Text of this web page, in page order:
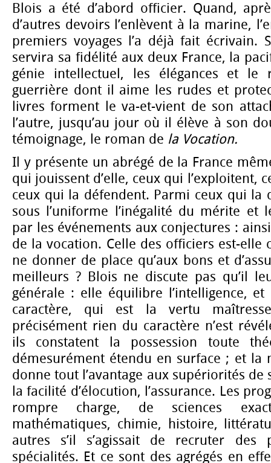
Blois a été d’abord officier. Quand,
d’autres devoirs l’enlèvent à la marine,
premiers voyages l’a déjà fait écrivain.
servira sa fidélité aux deux France, la
génie intellectuel, les élégances et le
guerrière dont il aime les rudes et
livres forment le va-et-vient de son
l’autre, jusqu’au jour où il élève à son
témoignage, le roman de la Vocation.
Il y présente un abrégé de la France
qui jouissent d’elle, ceux qui l’exploitent,
ceux qui la défendent. Parmi ceux qui la
sous l’uniforme l’inégalité du mérite et
par les événements aux conjectures :
de la vocation. Celle des officiers est-elle
ne donner de place qu’aux bons et
meilleurs ? Blois ne discute pas qu’il
générale : elle équilibre l’intelligence,
caractère, qui est la vertu
précisément rien du caractère n’est
ils constatent la possession toute
démesurément étendu en surface ; et la
donne tout l’avantage aux supériorités
la facilité d’élocution, l’assurance. Les
rompre charge, de sciences
mathématiques, chimie, histoire,
autres s’il s’agissait de recruter des
spécialités. Et ce sont des agrégés en